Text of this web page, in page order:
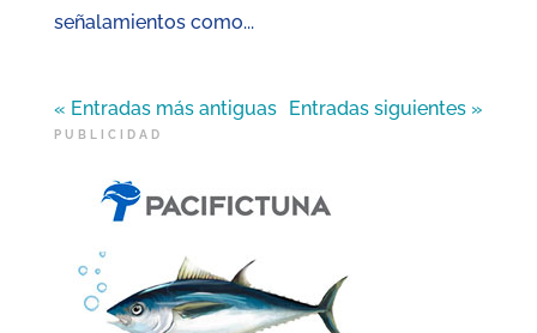
señalamientos como...
« Entradas más antiguas Entradas siguientes »